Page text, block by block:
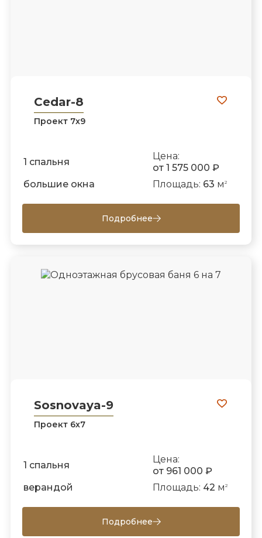
Cedar-8
Проект 7х9
1 спальня
Цена:
от 1 575 000 ₽
большие окна
Площадь: 63 м 2
Подробнее
Sosnovaya-9
Проект 6х7
1 спальня
Цена:
от 961 000 ₽
верандой
Площадь: 42 м 2
Подробнее